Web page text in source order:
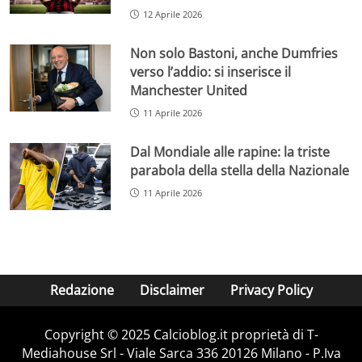
12 Aprile 2026
Non solo Bastoni, anche Dumfries
verso l’addio: si inserisce il
Manchester United
11 Aprile 2026
Dal Mondiale alle rapine: la triste
parabola della stella della Nazionale
11 Aprile 2026
Redazione Disclaimer Privacy Policy
Copyright © 2025 Calcioblog.it proprietà di T-
Mediahouse Srl - Viale Sarca 336 20126 Milano - P.Iva